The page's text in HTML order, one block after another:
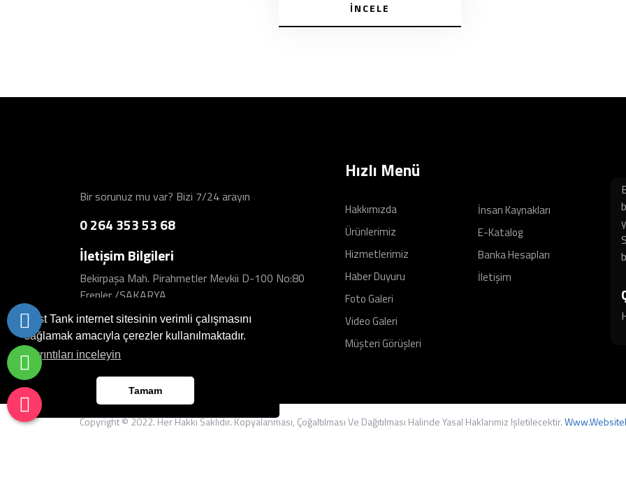
Best Tank internet sitesinin verimli çalışmasını
sağlamak amacıyla çerezler kullanılmaktadır.
Ayrıntıları inceleyin
Tamam
İNCELE
Bir sorunuz mu var? Bizi 7/24 arayın
0 264 353 53 68
İletişim Bilgileri
Bekirpaşa Mah. Pirahmetler Mevkii D-100 No:80
Erenler /SAKARYA
Hızlı Menü
Hakkımızda
Ürünlerimiz
Hizmetlerimiz
Haber Duyuru
Foto Galeri
Video Galeri
Müşteri Görüşleri
İnsan Kaynakları
E-Katalog
Banka Hesapları
İletişim
Copyright © 2022. Her Hakkı Saklıdır. Kopyalanması, Çoğaltılması Ve Dağıtılması Halinde Yasal Haklarımız Işletilecektir.